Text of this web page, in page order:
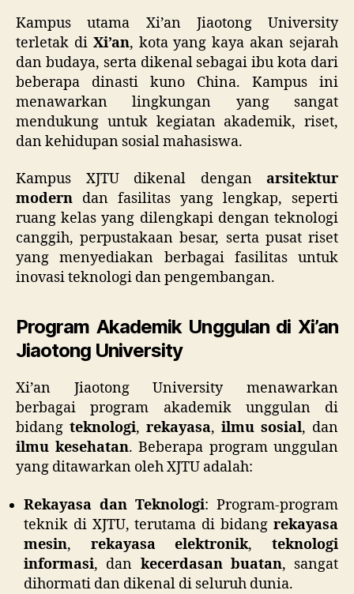
Kampus utama Xi’an Jiaotong University
terletak di Xi’an, kota yang kaya akan sejarah
dan budaya, serta dikenal sebagai ibu kota dari
beberapa dinasti kuno China. Kampus ini
menawarkan lingkungan yang sangat
mendukung untuk kegiatan akademik, riset,
dan kehidupan sosial mahasiswa.
Kampus XJTU dikenal dengan arsitektur
modern dan fasilitas yang lengkap, seperti
ruang kelas yang dilengkapi dengan teknologi
canggih, perpustakaan besar, serta pusat riset
yang menyediakan berbagai fasilitas untuk
inovasi teknologi dan pengembangan.
Program Akademik Unggulan di Xi’an
Jiaotong University
Xi’an Jiaotong University menawarkan
berbagai program akademik unggulan di
bidang teknologi, rekayasa, ilmu sosial, dan
ilmu kesehatan. Beberapa program unggulan
yang ditawarkan oleh XJTU adalah:
Rekayasa dan Teknologi: Program-program
teknik di XJTU, terutama di bidang rekayasa
mesin, rekayasa elektronik,teknologi
informasi, dan kecerdasan buatan, sangat
dihormati dan dikenal di seluruh dunia.